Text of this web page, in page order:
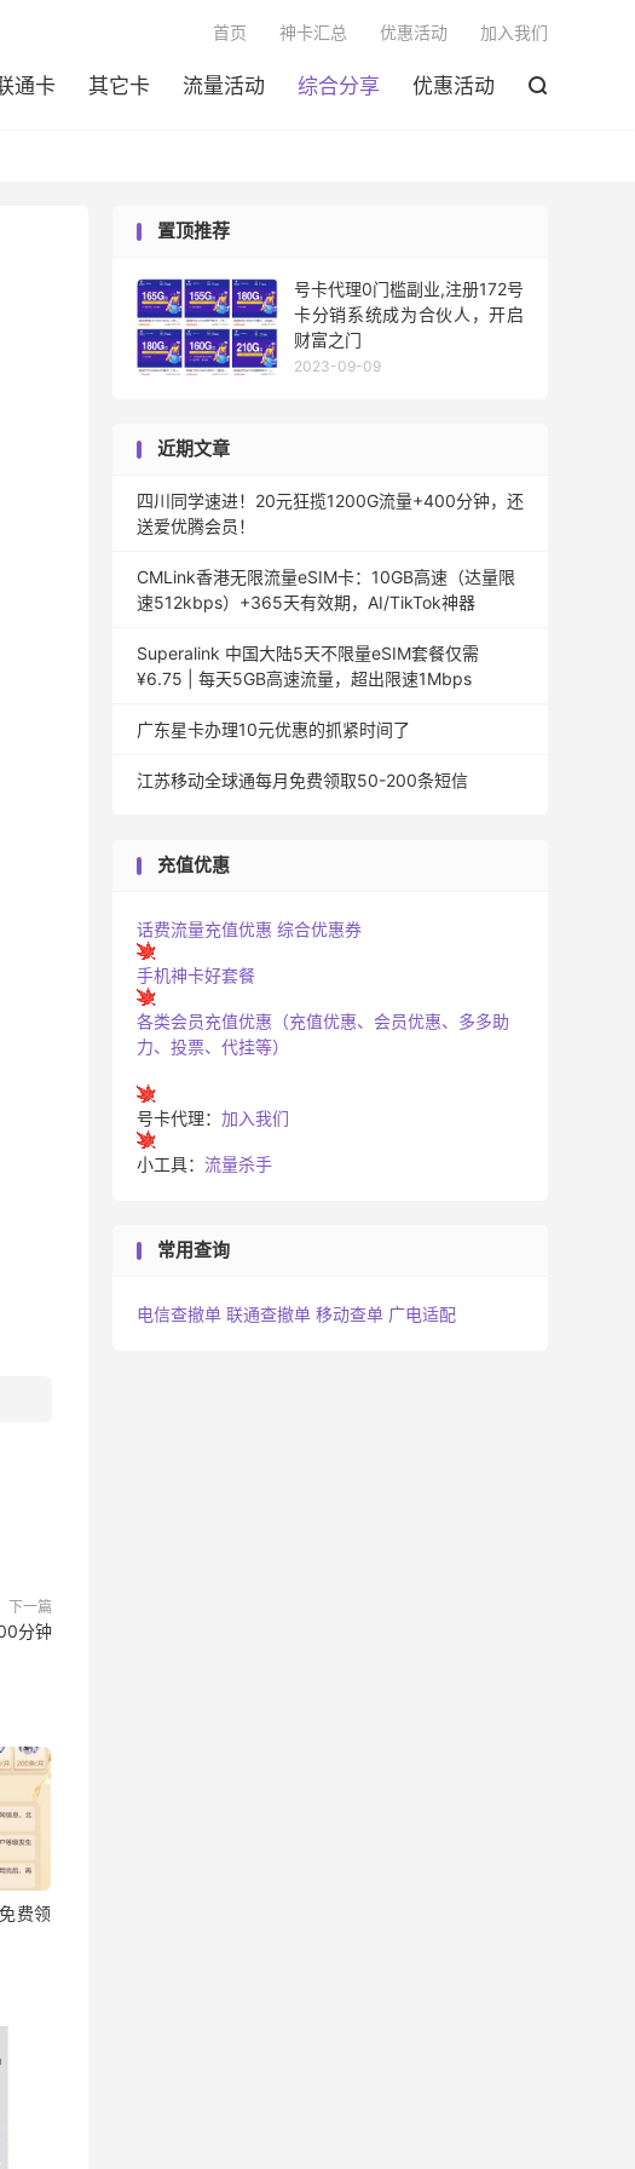
通卡 其它卡 流量活动 综合分享 优惠活动 
首页 神卡汇总 优惠活动 加入我们
下一篇
分钟
费领
置顶推荐
号卡代理0门槛副业,注册172号
卡分销系统成为合伙人，开启
财富之门
2023-09-09
近期文章
四川同学速进！20元狂揽1200G流量+400分钟，还
送爱优腾会员！
CMLink香港无限流量eSIM卡：10GB高速（达量限
速512kbps）+365天有效期，AI/TikTok神器
Superalink 中国大陆5天不限量eSIM套餐仅需
¥6.75 | 每天5GB高速流量，超出限速1Mbps
广东星卡办理10元优惠的抓紧时间了
江苏移动全球通每月免费领取50-200条短信
充值优惠
话费流量充值优惠 综合优惠券
手机神卡好套餐
各类会员充值优惠（充值优惠、会员优惠、多多助
力、投票、代挂等）
号卡代理： 加入我们
小工具： 流量杀手
常用查询
电信查撤单 联通查撤单 移动查单 广电适配